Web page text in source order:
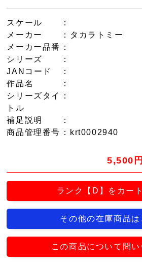
スケール
：
メーカー
：タカラトミー
メーカー品番
：
シリーズ
：
JANコード
：
作品名
：
シリーズタイ
トル
：
補足説明
：
商品管理番号 ：krt0002940
5,500
ランク【D】をカー
その他の在庫商品は
この商品について問い